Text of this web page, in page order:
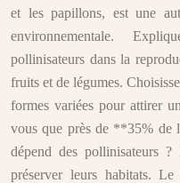
et les papillons, est une
environnementale.
pollinisateurs dans la
fruits et de légumes.
formes variées pour attirer
vous que près de **35% de
dépend des pollinisateurs
préserver leurs habitats.